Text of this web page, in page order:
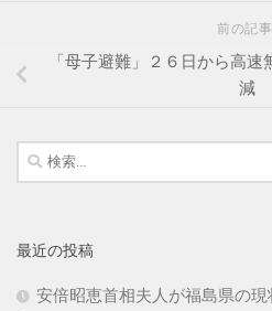
前の記事
「母子避難」２６日から高
減
検
索:
最近の投稿
安倍昭恵首相夫人が福島県の